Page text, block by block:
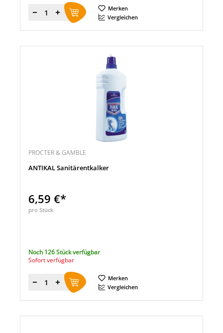
Menge
Merken
Vergleichen
PROCTER & GAMBLE
ANTIKAL Sanitärentkalker
6,59 €*
pro Stück
Noch 126 Stück verfügbar
Sofort verfügbar
Menge
Merken
Vergleichen